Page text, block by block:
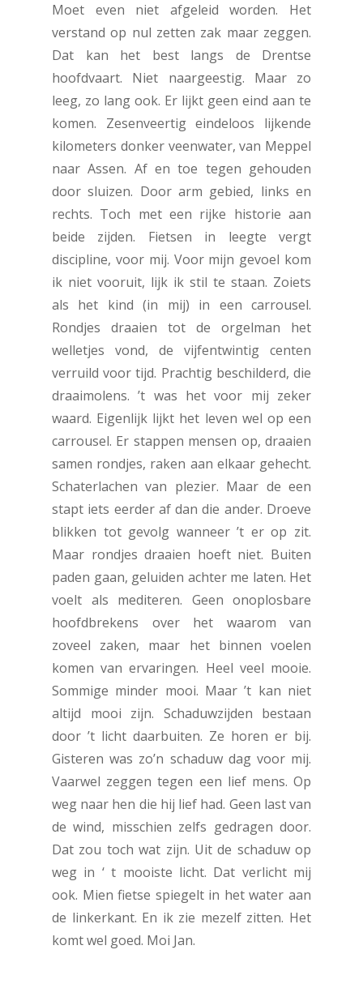
Moet even niet afgeleid worden. Het
verstand op nul zetten zak maar zeggen.
Dat kan het best langs de Drentse
hoofdvaart. Niet naargeestig. Maar zo
leeg, zo lang ook. Er lijkt geen eind aan te
komen. Zesenveertig eindeloos lijkende
kilometers donker veenwater, van Meppel
naar Assen. Af en toe tegen gehouden
door sluizen. Door arm gebied, links en
rechts. Toch met een rijke historie aan
beide zijden. Fietsen in leegte vergt
discipline, voor mij. Voor mijn gevoel kom
ik niet vooruit, lijk ik stil te staan. Zoiets
als het kind (in mij) in een carrousel.
Rondjes draaien tot de orgelman het
welletjes vond, de vijfentwintig centen
verruild voor tijd. Prachtig beschilderd, die
draaimolens. ’t was het voor mij zeker
waard. Eigenlijk lijkt het leven wel op een
carrousel. Er stappen mensen op, draaien
samen rondjes, raken aan elkaar gehecht.
Schaterlachen van plezier. Maar de een
stapt iets eerder af dan die ander. Droeve
blikken tot gevolg wanneer ’t er op zit.
Maar rondjes draaien hoeft niet. Buiten
paden gaan, geluiden achter me laten. Het
voelt als mediteren. Geen onoplosbare
hoofdbrekens over het waarom van
zoveel zaken, maar het binnen voelen
komen van ervaringen. Heel veel mooie.
Sommige minder mooi. Maar ’t kan niet
altijd mooi zijn. Schaduwzijden bestaan
door ’t licht daarbuiten. Ze horen er bij.
Gisteren was zo’n schaduw dag voor mij.
Vaarwel zeggen tegen een lief mens. Op
weg naar hen die hij lief had. Geen last van
de wind, misschien zelfs gedragen door.
Dat zou toch wat zijn. Uit de schaduw op
weg in ‘ t mooiste licht. Dat verlicht mij
ook. Mien fietse spiegelt in het water aan
de linkerkant. En ik zie mezelf zitten. Het
komt wel goed. Moi Jan.